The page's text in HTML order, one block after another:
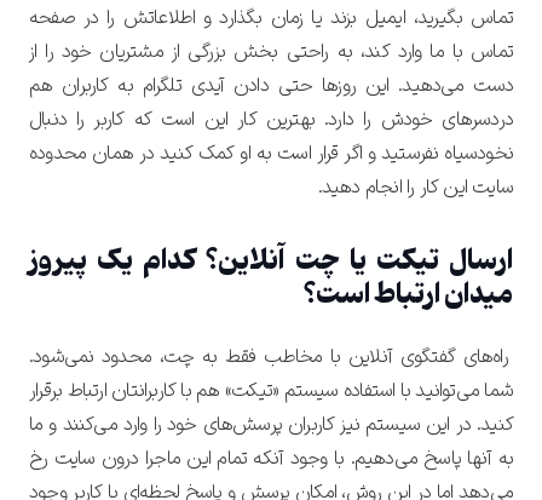
تماس بگیرید، ایمیل بزند یا زمان بگذارد و اطلاعاتش را در صفحه
تماس با ما وارد کند، به راحتی بخش بزرگی از مشتریان خود را از
دست می‌دهید. این روزها حتی دادن آیدی تلگرام به کاربران هم
دردسرهای خودش را دارد. بهترین کار این است که کاربر را دنبال
نخودسیاه نفرستید و اگر قرار است به او کمک کنید در همان محدوده
سایت این کار را انجام دهید.
ارسال تیکت یا چت آنلاین؟ کدام‌ یک پیروز
میدان ارتباط است؟
راه‌های گفتگوی آنلاین با مخاطب فقط به چت، محدود نمی‌شود.
شما می‌توانید با استفاده سیستم «تیکت» هم با کاربرانتان ارتباط برقرار
کنید. در این سیستم نیز کاربران پرسش‌های خود را وارد می‌کنند و ما
به آنها پاسخ می‌دهیم. با وجود آنکه تمام این ماجرا درون سایت رخ
می‌دهد اما در این روش، امکان پرسش و پاسخ لحظه‌ای با کاربر وجود